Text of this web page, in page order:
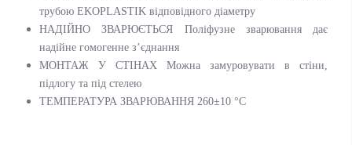
трубою EKOPLASTIK відповідного діаметру
НАДІЙНО ЗВАРЮЄТЬСЯ Поліфузне зварювання дає
надійне гомогенне з’єднання
МОНТАЖ У СТІНАХ Можна замуровувати в стіни,
підлогу та під стелею
ТЕМПЕРАТУРА ЗВАРЮВАННЯ 260±10 °C